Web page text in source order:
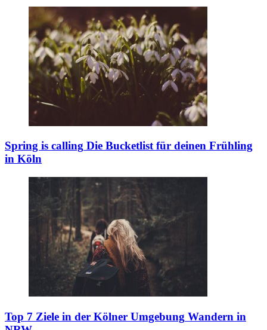
Spring is calling Die Bucketlist für deinen Frühling
in Köln
Top 7 Ziele in der Kölner Umgebung Wandern in